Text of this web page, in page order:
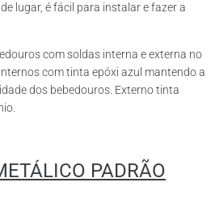
lugar, é fácil para instalar e fazer a
com soldas interna e externa no
com tinta epóxi azul mantendo a
dos bebedouros. Externo tinta
PADRÃO